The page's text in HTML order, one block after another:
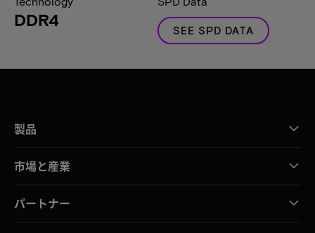
DDR4
SEE SPD DATA
製品
市場と産業
パートナー